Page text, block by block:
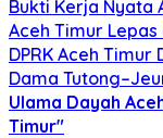
Bukti Kerja Nyata
Aceh Timur Lepas
DPRK Aceh
Dama
Ulama Dayah
Timur"